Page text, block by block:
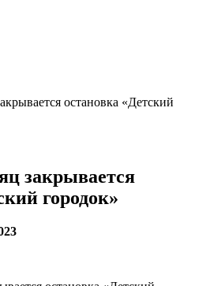
остановка «Детский
закрывается
городок»